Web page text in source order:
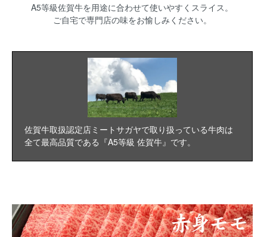
A5等級佐賀牛を用途に合わせて使いやすくスライス。
ご自宅で専門店の味をお愉しみください。
佐賀牛取扱認定店ミートサガヤで取り扱っている牛肉は
全て最高品質である 『A5等級 佐賀牛』 です。